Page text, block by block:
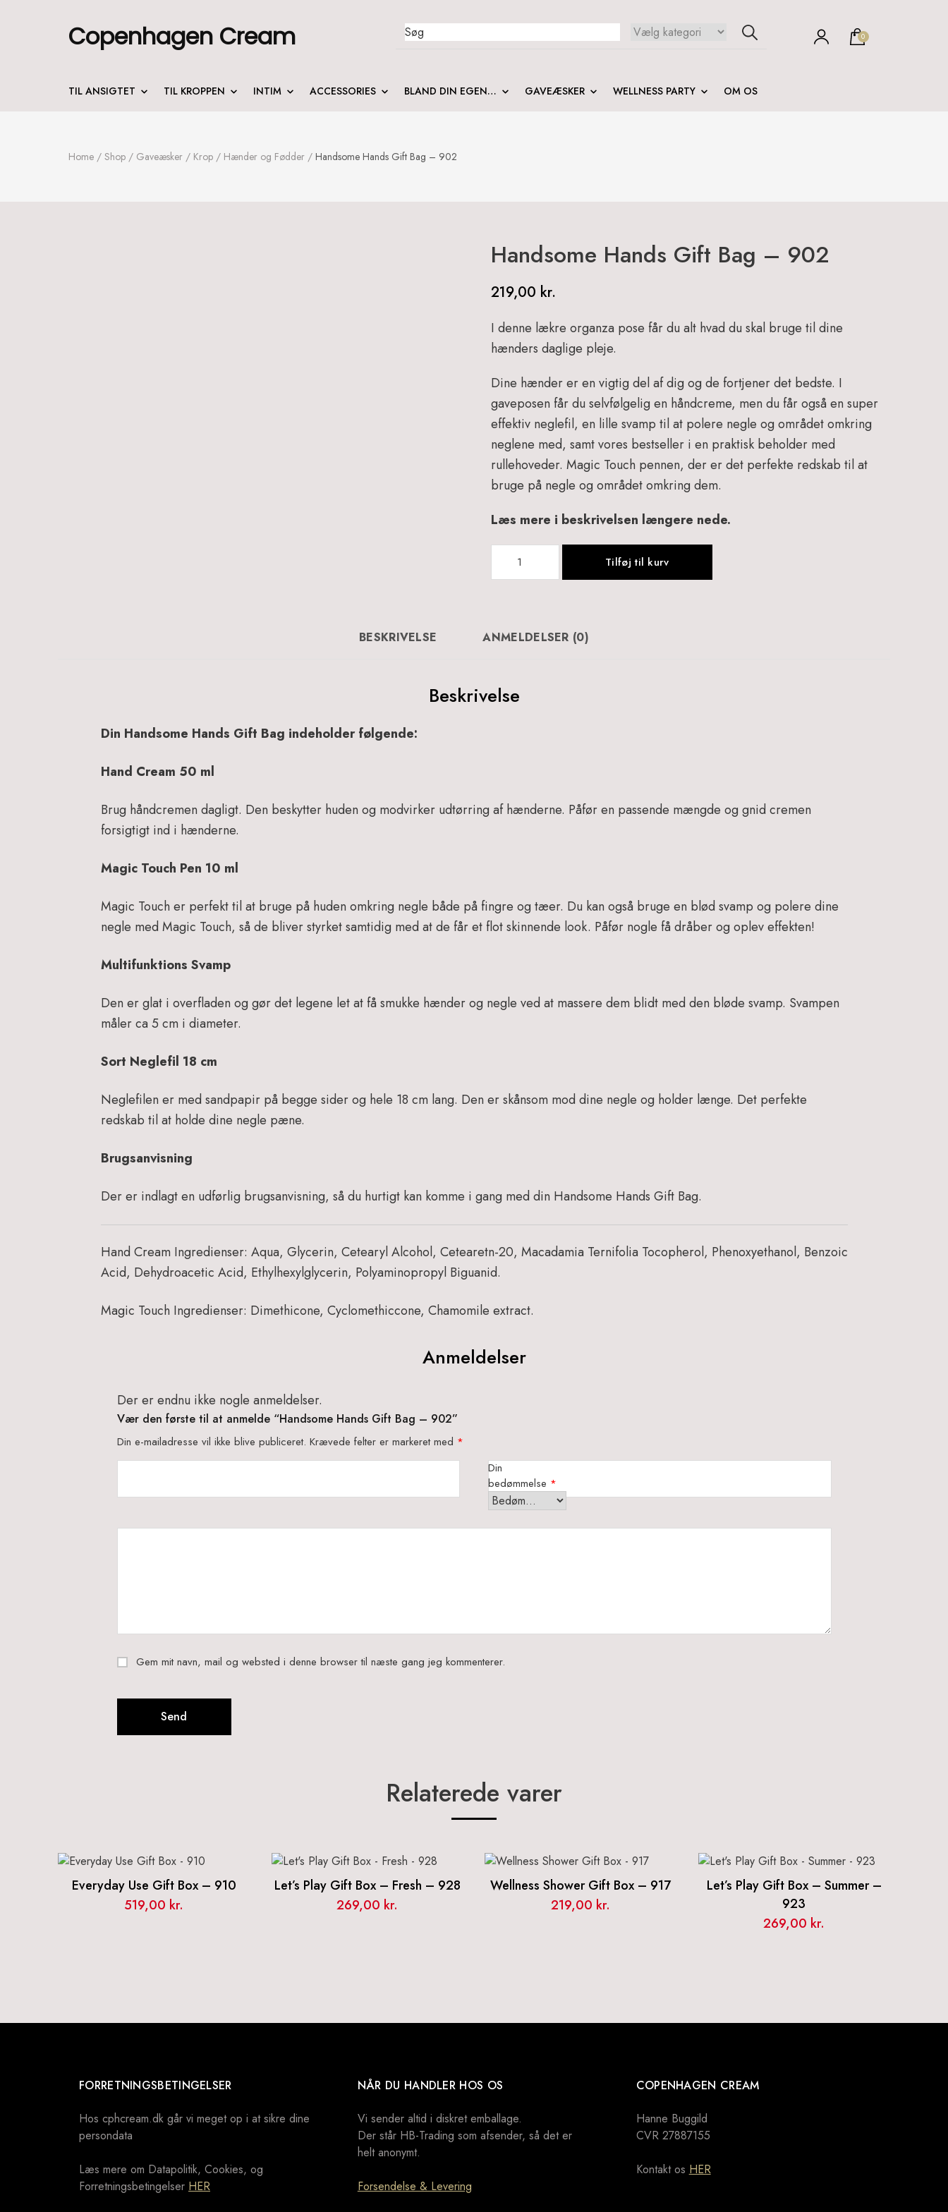
Copenhagen Cream
Search
for:
0
TIL ANSIGTET TIL KROPPEN INTIM ACCESSORIES BLAND DIN EGEN… GAVEÆSKER WELLNESS PARTY OM OS
Home / Shop / Gaveæsker / Krop / Hænder og Fødder / Handsome Hands Gift Bag – 902
Handsome Hands Gift Bag – 902
219,00 kr.
I denne lækre organza pose får du alt hvad du skal bruge til dine
hænders daglige pleje.
Dine hænder er en vigtig del af dig og de fortjener det bedste. I
gaveposen får du selvfølgelig en håndcreme, men du får også en super
effektiv neglefil, en lille svamp til at polere negle og området omkring
neglene med, samt vores bestseller i en praktisk beholder med
rullehoveder. Magic Touch pennen, der er det perfekte redskab til at
bruge på negle og området omkring dem.
Læs mere i beskrivelsen længere nede.
Hands
902
Tilføj til kurv
BESKRIVELSE ANMELDELSER (0)
Beskrivelse
Din Handsome Hands Gift Bag indeholder følgende:
Hand Cream 50 ml
Brug håndcremen dagligt. Den beskytter huden og modvirker udtørring af hænderne. Påfør en passende mængde og gnid cremen
forsigtigt ind i hænderne.
Magic Touch Pen 10 ml
Magic Touch er perfekt til at bruge på huden omkring negle både på fingre og tæer. Du kan også bruge en blød svamp og polere dine
negle med Magic Touch, så de bliver styrket samtidig med at de får et flot skinnende look. Påfør nogle få dråberog oplev effekten!
Multifunktions Svamp
Den er glat i overfladen og gør det legene let at få smukke hænder og negle ved at massere dem blidt med den bløde svamp. Svampen
måler ca 5 cm i diameter.
Sort Neglefil 18 cm
Neglefilen er med sandpapir på begge sider og hele 18 cm lang. Den er skånsom mod dine negle og holder længe. Det perfekte
redskab til at holde dine negle pæne.
Brugsanvisning
Der er indlagt en udførlig brugsanvisning, så du hurtigt kan komme i gang med din Handsome Hands Gift Bag.
Hand Cream Ingredienser: Aqua, Glycerin, Cetearyl Alcohol, Cetearetn-20, Macadamia Ternifolia Tocopherol, Phenoxyethanol, Benzoic
Acid, Dehydroacetic Acid, Ethylhexylglycerin, Polyaminopropyl Biguanid.
Magic Touch Ingredienser: Dimethicone, Cyclomethiccone, Chamomile extract.
Anmeldelser
Der er endnu ikke nogle anmeldelser.
Vær den første til at anmelde “Handsome Hands Gift Bag – 902”
Din e-mailadresse vil ikke blive publiceret. Krævede felter er markeret med *
Din
bedømmelse *
Gem mit navn, mail og websted i denne browser til næste gang jeg kommenterer.
Relaterede varer
Everyday Use Gift Box – 910
519,00 kr.
Let’s Play Gift Box – Fresh – 928
269,00 kr.
Wellness Shower Gift Box – 917
219,00 kr.
Let’s Play Gift Box – Summer –
923
269,00 kr.
FORRETNINGSBETINGELSER
Hos cphcream.dk går vi meget op i at sikre dine
persondata
Læs mere om Datapolitik, Cookies, og
Forretningsbetingelser HER
NÅR DU HANDLER HOS OS
Vi sender altid i diskret emballage.
Der står HB-Trading som afsender, så det er
helt anonymt.
Forsendelse & Levering
COPENHAGEN CREAM
Hanne Buggild
CVR 27887155
Kontakt os HER